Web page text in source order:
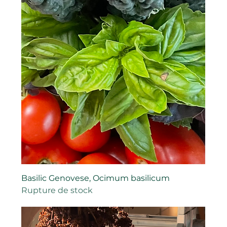
Basilic Genovese, Ocimum basilicum
Rupture de stock